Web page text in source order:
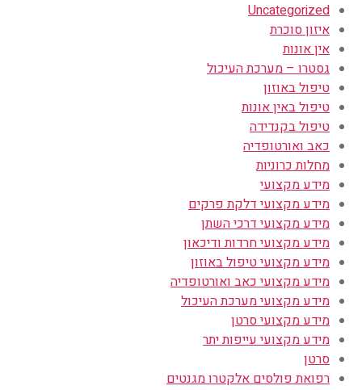
Uncategorized
איזון סוכרת
אין אונות
גסטרו – מערכת העיכול
טיפול באוזון
טיפול באין אונות
טיפול בקנדידה
כאב ואורטופדיה
מחלות כרוניות
מידע מקצועי
מידע מקצועי דלקת פרקים
מידע מקצועי דרכי השתן
מידע מקצועי חרדות ודיכאון
מידע מקצועי טיפול באוזון
מידע מקצועי כאב ואורטופדיה
מידע מקצועי מערכת העיכול
מידע מקצועי סרטן
מידע מקצועי עייפות יתר
סרטן
רפואת פולסים אלקטרו מגנטים